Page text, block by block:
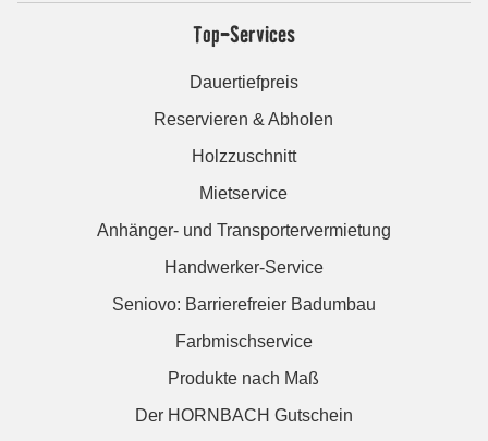
Top-Services
Dauertiefpreis
Reservieren & Abholen
Holzzuschnitt
Mietservice
Anhänger- und Transportervermietung
Handwerker-Service
Seniovo: Barrierefreier Badumbau
Farbmischservice
Produkte nach Maß
Der HORNBACH Gutschein